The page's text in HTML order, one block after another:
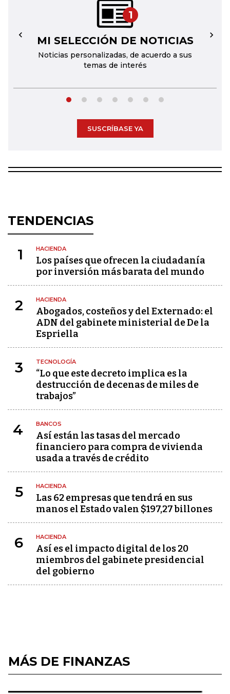
1
MI SELECCIÓN DE NOTICIAS
Noticias personalizadas, de acuerdo a sus
temas de interés
← →
SUSCRÍBASE YA
TENDENCIAS
1 HACIENDA
Los países que ofrecen la ciudadanía
por inversión más barata del mundo
2 HACIENDA
Abogados, costeños y del Externado: el
ADN del gabinete ministerial de De la
Espriella
3 TECNOLOGÍA
“Lo que este decreto implica es la
destrucción de decenas de miles de
trabajos”
4 BANCOS
Así están las tasas del mercado
financiero para compra de vivienda
usada a través de crédito
5 HACIENDA
Las 62 empresas que tendrá en sus
manos el Estado valen $197,27 billones
6 HACIENDA
Así es el impacto digital de los 20
miembros del gabinete presidencial
del gobierno
MÁS DE FINANZAS